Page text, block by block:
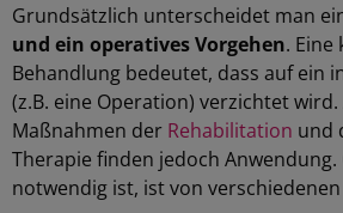
Grundsätzlich unterscheidet man
und ein operatives Vorgehen. Eine
Behandlung bedeutet, dass auf ein
(z.B. eine Operation) verzichtet
Maßnahmen der Rehabilitation und
Therapie finden jedoch
notwendig ist, ist von